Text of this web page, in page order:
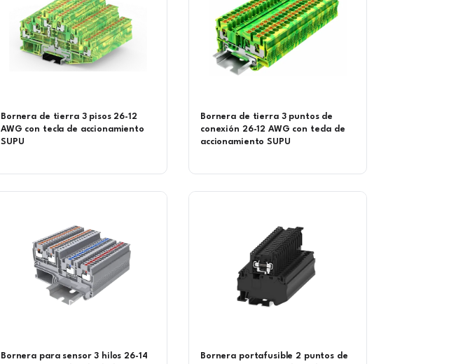
Bornera de tierra 3 pisos 26-12
AWG con tecla de accionamiento
SUPU
Bornera de tierra 3 puntos de
conexión 26-12 AWG con tecla de
accionamiento SUPU
Bornera para sensor 3 hilos 26-14
Bornera portafusible 2 puntos de